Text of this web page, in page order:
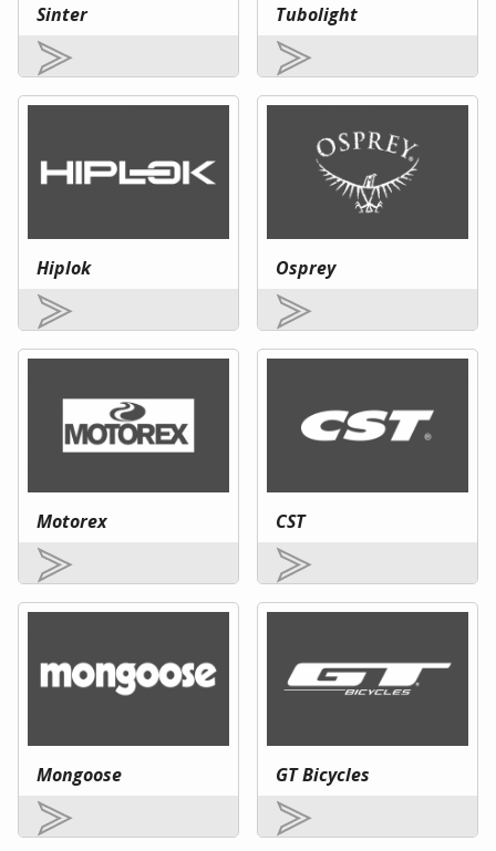
Sinter Tubolight
Hiplok Osprey
Motorex CST
Mongoose GT Bicycles